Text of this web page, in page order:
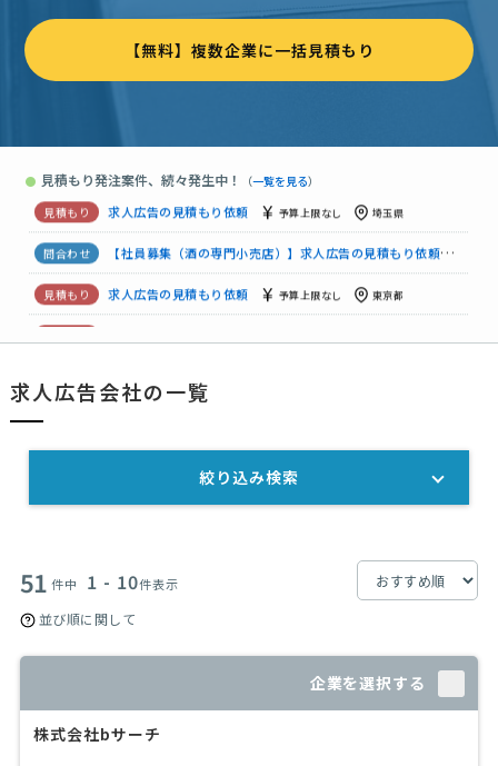
【無料】複数企業に一括見積もり
● 見積もり発注案件、続々発生中！ （一覧を見る）
求人特化インスタ運用｜成果報酬で長期依頼 相談して決めたい
【管理者層の人材紹介】の相談・提案依頼
【事務・経理】求人広告の見積もり依頼 70万円まで 岡山県
求人広告の見積もり依頼 50万円まで
求人広告の見積もり依頼
【社員募集（酒の専門小売店）】求人広告の見積もり依頼
求人広告の見積もり依頼
【ネイリスト業務委託】求人広告の見積もり依頼
求人広告の見積もり依頼
求人広告会社の一覧
51 件中 1 - 10件表示
並び順に関して
企業を選択する
株式会社bサーチ
絞り込み検索